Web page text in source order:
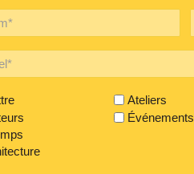
Ateliers
Événements